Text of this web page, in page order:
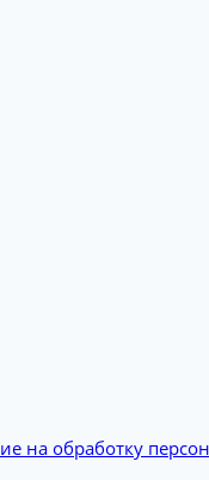
на обработку